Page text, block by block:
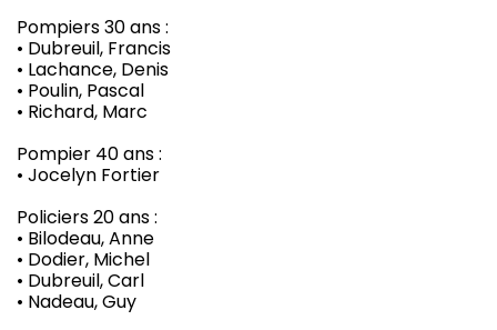
Pompiers 30 ans :
• Dubreuil, Francis
• Lachance, Denis
• Poulin, Pascal
• Richard, Marc
Pompier 40 ans :
• Jocelyn Fortier
Policiers 20 ans :
• Bilodeau, Anne
• Dodier, Michel
• Dubreuil, Carl
• Nadeau, Guy